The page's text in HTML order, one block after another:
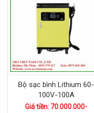
Bộ sạc bình Lithium 60-
100V-100A
Giá tiền: 70.000.000-